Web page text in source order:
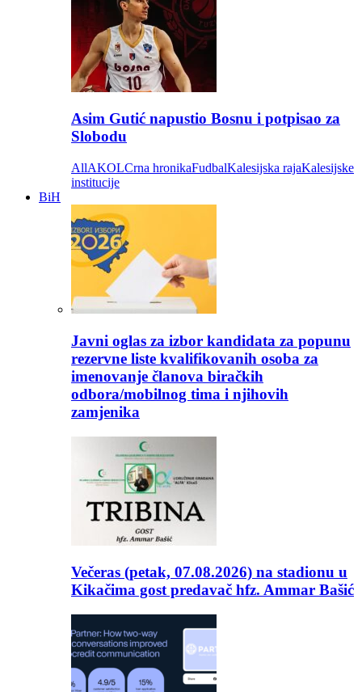
Asim Gutić napustio Bosnu i potpisao za
Slobodu
AllAKOLCrna hronikaFudbalKalesijska rajaKalesijske
institucije
BiH
Javni oglas za izbor kandidata za popunu
rezervne liste kvalifikovanih osoba za
imenovanje članova biračkih
odbora/mobilnog tima i njihovih
zamjenika
Večeras (petak, 07.08.2026) na stadionu u
Kikačima gost predavač hfz. Ammar Bašić